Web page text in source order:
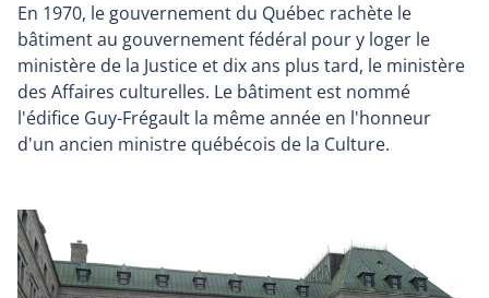
En 1970, le gouvernement du Québec rachète le
bâtiment au gouvernement fédéral pour y loger le
ministère de la Justice et dix ans plus tard, le ministère
des Affaires culturelles. Le bâtiment est nommé
l'édifice Guy-Frégault la même année en l'honneur
d'un ancien ministre québécois de la Culture.